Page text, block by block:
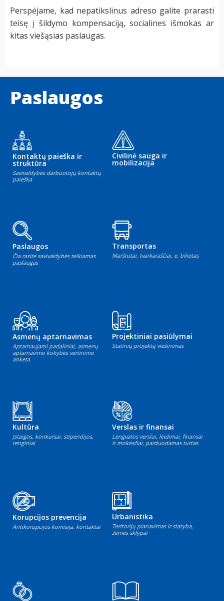
Perspėjame, kad nepatikslinus adreso galite prarasti
teisę į šildymo kompensaciją, socialines išmokas ar
kitas viešąsias paslaugas.
Paslaugos
Kontaktų paieška ir
struktūra
Savivaldybės darbuotojų kontaktų
paieška
Civilinė sauga ir
mobilizacija
Paslaugos
Čia rasite savivaldybės teikiamas
paslaugas
Transportas
Maršrutai, tvarkaraščiai, e. bilietas
Asmenų aptarnavimas
Aptarnaujami padaliniai, asmenų
aptarnavimo kokybės vertinimo
anketa
Projektiniai pasiūlymai
Statinių projektų viešinimas
Kultūra
Įstaigos, konkursai, stipendijos,
renginiai
Verslas ir finansai
Lengvatos verslui, leidimai, finansai
ir mokesčiai, parduodamas turtas
Korupcijos prevencija
Antikorupcijos komisija, kontaktai
Urbanistika
Teritorijų planavimas ir statyba,
žemės sklypai